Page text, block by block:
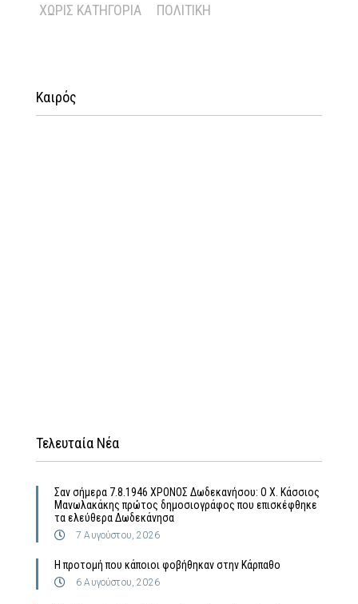
ΧΩΡΊΣ ΚΑΤΗΓΟΡΊΑ
ΠΟΛΙΤΙΚΉ
Καιρός
Τελευταία Νέα
Σαν σήμερα 7.8.1946 ΧΡΟΝΟΣ Δωδεκανήσου: Ο Χ. Κάσσιος
Μανωλακάκης πρώτος δημοσιογράφος που επισκέφθηκε
τα ελεύθερα Δωδεκάνησα
7 Αυγούστου, 2026
Η προτομή που κάποιοι φοβήθηκαν στην Κάρπαθο
6 Αυγούστου, 2026